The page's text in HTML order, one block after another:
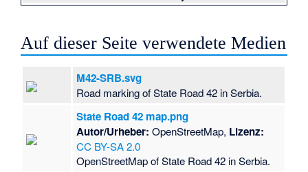
Auf dieser Seite verwendete Medien
M42-SRB.svg
Road marking of State Road 42 in Serbia.
State Road 42 map.png
Autor/Urheber: OpenStreetMap, Lizenz:
CC BY-SA 2.0
OpenStreetMap of State Road 42 in Serbia.